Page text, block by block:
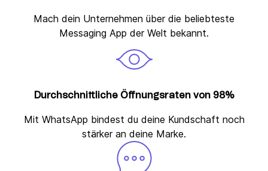
Mach dein Unternehmen über die beliebteste
Messaging App der Welt bekannt.
Durchschnittliche Öffnungsraten von 98%
Mit WhatsApp bindest du deine Kundschaft noch
stärker an deine Marke.